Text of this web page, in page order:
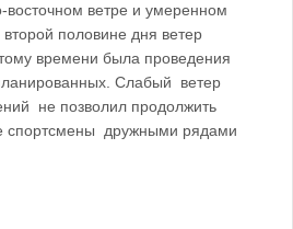
восточном ветре и умеренном
половине дня ветер
времени была проведения
Слабый ветер
не позволил продолжить
спортсмены дружными рядами